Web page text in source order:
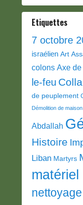
Etiquettes
7 octobre
israélien Art
colons Axe
le-feu
de peuplement
Démolition de maison
Abdallah
Histoire
Liban Martyrs